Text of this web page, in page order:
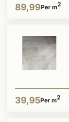
89,99Per m2
39,95Per m2